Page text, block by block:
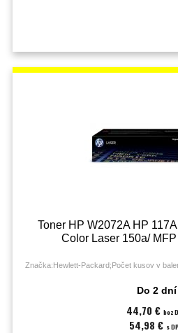
Toner HP W2072A HP
Color Laser 150a/
Značka:Hewlett-Packard;Počet kusov v
Do 2 dní
44,70 € bez
54,98 € s